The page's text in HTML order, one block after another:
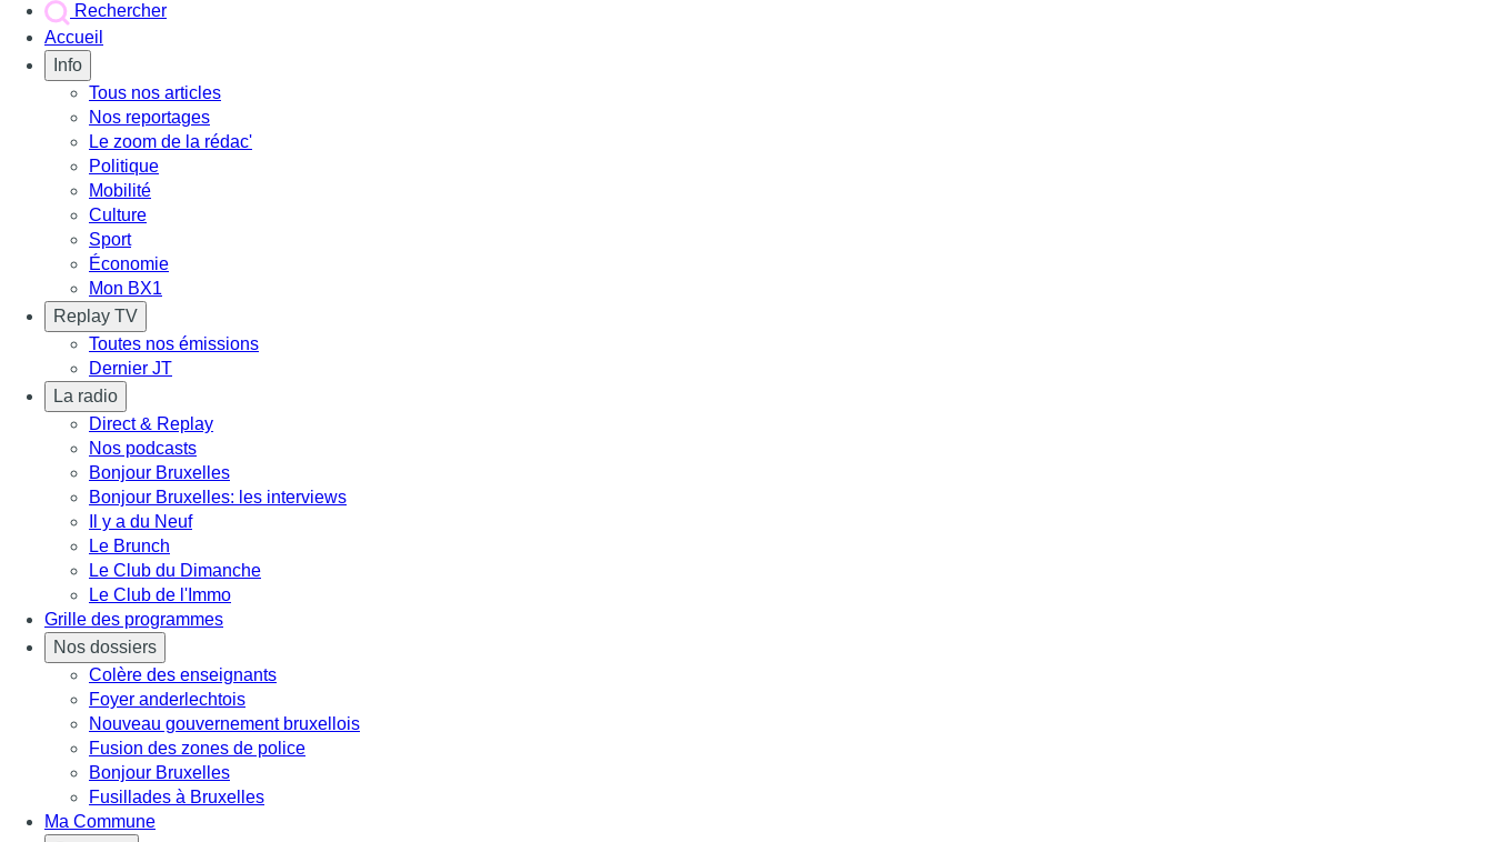
Rechercher
Accueil
Info
Tous nos articles
Nos reportages
Le zoom de la rédac'
Politique
Mobilité
Culture
Sport
Économie
Mon BX1
Replay TV
Toutes nos émissions
Dernier JT
La radio
Direct & Replay
Nos podcasts
Bonjour Bruxelles
Bonjour Bruxelles: les interviews
Il y a du Neuf
Le Brunch
Le Club du Dimanche
Le Club de l'Immo
Grille des programmes
Nos dossiers
Colère des enseignants
Foyer anderlechtois
Nouveau gouvernement bruxellois
Fusion des zones de police
Bonjour Bruxelles
Fusillades à Bruxelles
Ma Commune